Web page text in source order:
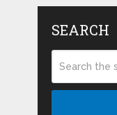
SEARCH